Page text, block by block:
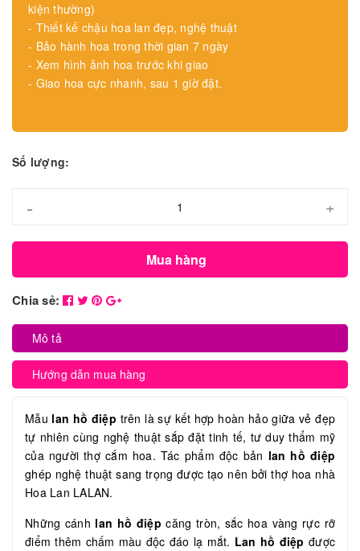
kiện thường)
- Thiết kế chậu hoa lan đẹp, nghệ thuật
- Bảo hành hoa trong thời gian 7 ngày
- Xem hình ảnh hoa trước khi giao
- Giao hoa cực nhanh, sau 1 giờ đặt.
Số lượng:
- +
Mua hàng
Chia sẻ:
Mô tả
Hướng dẫn mua hàng
Mẫu lan hồ điệp trên là sự kết hợp hoàn hảo giữa vẻ đẹp
tự nhiên cùng nghệ thuật sắp đặt tinh tế, tư duy thẩm mỹ
của người thợ cắm hoa. Tác phẩm độc bản lan hồ điệp
ghép nghệ thuật sang trọng được tạo nên bởi thợ hoa nhà
Hoa Lan LALAN.
Những cánh lan hồ điệp căng tròn, sắc hoa vàng rực rỡ
điểm thêm chấm màu độc đáo lạ mắt. Lan hồ điệp được